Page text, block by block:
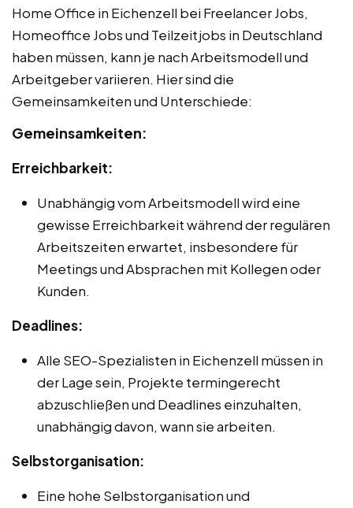
Home Office in Eichenzell bei Freelancer Jobs,
Homeoffice Jobs und Teilzeitjobs in Deutschland
haben müssen, kann je nach Arbeitsmodell und
Arbeitgeber variieren. Hier sind die
Gemeinsamkeiten und Unterschiede:
Gemeinsamkeiten:
Erreichbarkeit:
Unabhängig vom Arbeitsmodell wird eine
gewisse Erreichbarkeit während der regulären
Arbeitszeiten erwartet, insbesondere für
Meetings und Absprachen mit Kollegen oder
Kunden.
Deadlines:
Alle SEO-Spezialisten in Eichenzell müssen in
der Lage sein, Projekte termingerecht
abzuschließen und Deadlines einzuhalten,
unabhängig davon, wann sie arbeiten.
Selbstorganisation:
Eine hohe Selbstorganisation und